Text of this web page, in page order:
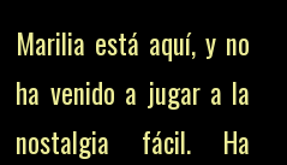
Marilia está aquí, y no
ha venido a jugar a la
nostalgia fácil. Ha